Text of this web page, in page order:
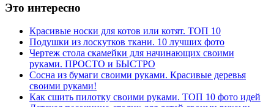
Это интересно
Красивые носки для котов или котят. ТОП 10
Подушки из лоскутков ткани. 10 лучших фото
Чертеж стола скамейки для начинающих своими
руками. ПРОСТО и БЫСТРО
Сосна из бумаги своими руками. Красивые деревья
своими руками!
Как сшить пилотку своими руками. ТОП 10 фото идей